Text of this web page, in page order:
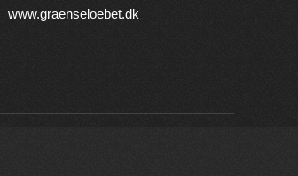
www.graenseloebet.dk